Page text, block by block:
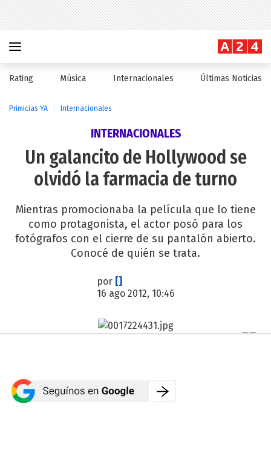
Rating Música Internacionales Últimas Noticias
Primicias YA Internacionales
INTERNACIONALES
Un galancito de Hollywood se
olvidó la farmacia de turno
Mientras promocionaba la película que lo tiene
como protagonista, el actor posó para los
fotógrafos con el cierre de su pantalón abierto.
Conocé de quién se trata.
por []
16 ago 2012, 10:46